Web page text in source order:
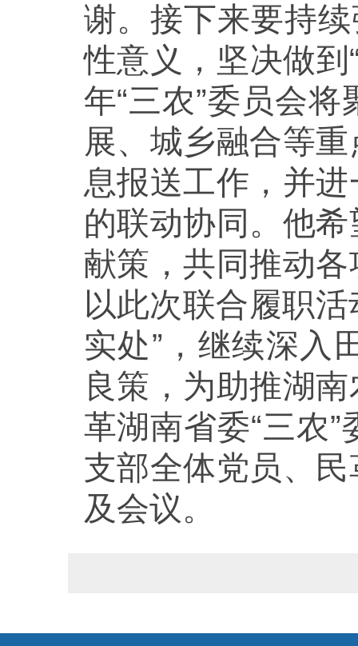
谢。接下来要持
性意义，坚决做
年“三农”委员会
展、城乡融合等
息报送工作，并
的联动协同。他
献策，共同推动
以此次联合履职
实处”，继续深入
良策，为助推湖
革湖南省委“三农
支部全体党员、
及会议。